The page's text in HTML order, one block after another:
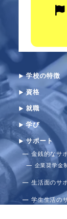
学校の特徴
資格
就職
学び
サポート
金銭的なサ
企業奨学金
生活面のサ
学生生活の